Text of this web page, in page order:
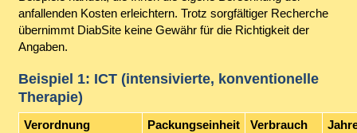
anfallenden Kosten erleichtern. Trotz sorgfältiger Recherche
übernimmt DiabSite keine Gewähr für die Richtigkeit der
Angaben.
Beispiel 1: ICT (intensivierte, konventionelle
Therapie)
Verordnung Packungseinheit Verbrauch